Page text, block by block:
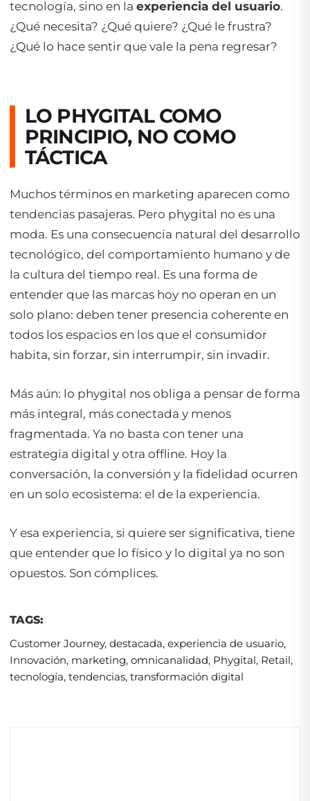
tecnología, sino en la experiencia del usuario.
¿Qué necesita? ¿Qué quiere? ¿Qué le frustra?
¿Qué lo hace sentir que vale la pena regresar?
LO PHYGITAL COMO
PRINCIPIO, NO COMO
TÁCTICA
Muchos términos en marketing aparecen como
tendencias pasajeras. Pero phygital no es una
moda. Es una consecuencia natural del desarrollo
tecnológico, del comportamiento humano y de
la cultura del tiempo real. Es una forma de
entender que las marcas hoy no operan en un
solo plano: deben tener presencia coherente en
todos los espacios en los que el consumidor
habita, sin forzar, sin interrumpir, sin invadir.
Más aún: lo phygital nos obliga a pensar de forma
más integral, más conectada y menos
fragmentada. Ya no basta con tener una
estrategia digital y otra offline. Hoy la
conversación, la conversión y la fidelidad ocurren
en un solo ecosistema: el de la experiencia.
Y esa experiencia, si quiere ser significativa, tiene
que entender que lo físico y lo digital ya no son
opuestos. Son cómplices.
TAGS:
Customer Journey, destacada, experiencia de usuario,
Innovación, marketing, omnicanalidad, Phygital, Retail,
tecnología, tendencias, transformación digital